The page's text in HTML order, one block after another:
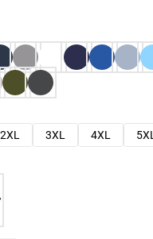
2XL 3XL 4XL
5XL